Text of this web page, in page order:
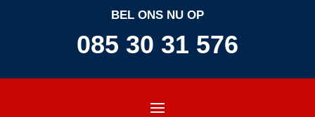
BEL ONS NU OP
085 30 31 576